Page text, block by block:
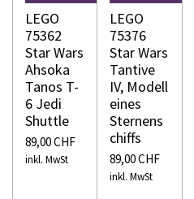
LEGO
75362
Star Wars
Ahsoka
Tanos T-
6 Jedi
Shuttle
89,00 CHF
inkl. MwSt
LEGO
75376
Star Wars
Tantive
IV, Modell
eines
Sternens
chiffs
89,00 CHF
inkl. MwSt